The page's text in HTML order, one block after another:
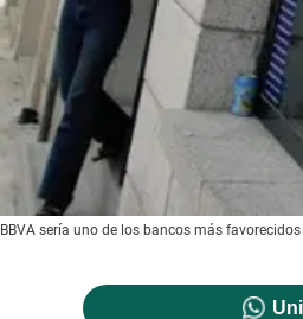
BBVA sería uno de los bancos más